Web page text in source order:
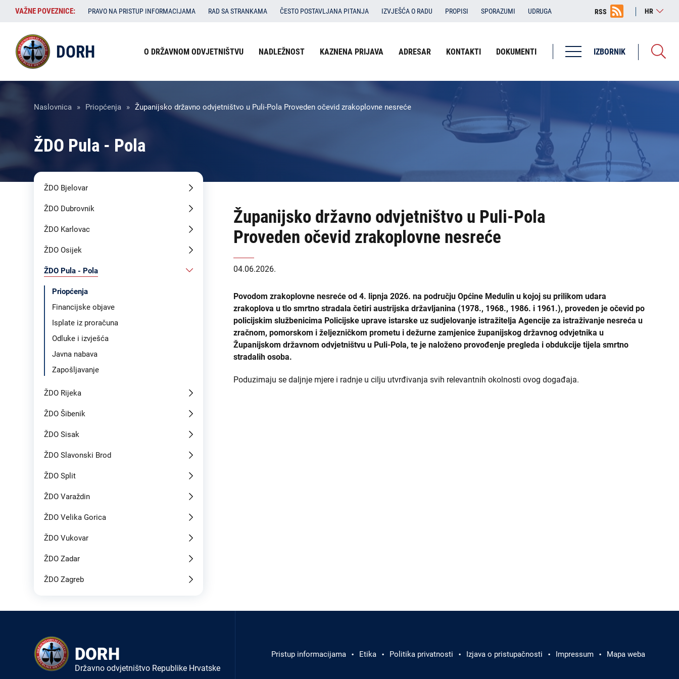
Skoči
sadržaj
VAŽNE
POVEZNICE:
VAŽNE POVEZNICE: PRAVO NA PRISTUP INFORMACIJAMA RAD SA STRANKAMA ČESTO POSTAVLJANA PITANJA IZVJEŠĆA O RADU PROPISI SPORAZUMI UDRUGA HR
RSS
IZBORNIK
Izbornik
zaglavlju
-
O državnom odvjetništvu
Nadležnost
Kaznena prijava
Kontakti
Izbornik
na
naslovnoj
DORH
USKOK
Županijska državna odvjetništva
ŽDO Bjelovar
ŽDO Dubrovnik
ŽDO Karlovac
ŽDO Pula - Pola
ŽDO Šibenik
ŽDO Varaždin
ŽDO Velika Gorica
Državnoodvjetničko vijeće
Zabranjen utjecaj i prisila
Liste
sadržaja
DORH
Izbornik
zaglavlju
O DRŽAVNOM ODVJETNIŠTVU NADLEŽNOST KAZNENA PRIJAVA ADRESAR KONTAKTI DOKUMENTI
Breadcrumb
Naslovnica Priopćenja Županijsko državno odvjetništvo u Puli-Pola Proveden očevid zrakoplovne nesreće
ŽDO Pula - Pola
Županijsko državno odvjetništvo u Puli-Pola
Proveden očevid zrakoplovne nesreće
04.06.2026.
Povodom zrakoplovne nesreće od 4. lipnja 2026. na području Općine Medulin u kojoj su prilikom udara
zrakoplova u tlo smrtno stradala četiri austrijska državljanina (1978., 1968., 1986. i 1961.), proveden je očevid po
policijskim službenicima Policijske uprave istarske uz sudjelovanje istražitelja Agencije za istraživanje nesreća u
zračnom, pomorskom i željezničkom prometu i dežurne zamjenice županijskog državnog odvjetnika u
Županijskom državnom odvjetništvu u Puli-Pola, te je naloženo provođenje pregleda i obdukcije tijela smrtno
stradalih osoba.
Poduzimaju se daljnje mjere i radnje u cilju utvrđivanja svih relevantnih okolnosti ovog događaja.
ŽDO Bjelovar
ŽDO Dubrovnik
ŽDO Karlovac
ŽDO Osijek
ŽDO Pula - Pola
Priopćenja
Financijske objave
Isplate iz proračuna
Odluke i izvješća
Javna nabava
Zapošljavanje
ŽDO Rijeka
ŽDO Šibenik
ŽDO Sisak
ŽDO Slavonski Brod
ŽDO Split
ŽDO Varaždin
ŽDO Velika Gorica
ŽDO Vukovar
ŽDO Zadar
ŽDO Zagreb
DORH
Državno odvjetništvo Republike Hrvatske
podnožjuPristup informacijama Etika Politika privatnosti Izjava o pristupačnosti Impressum Mapa weba